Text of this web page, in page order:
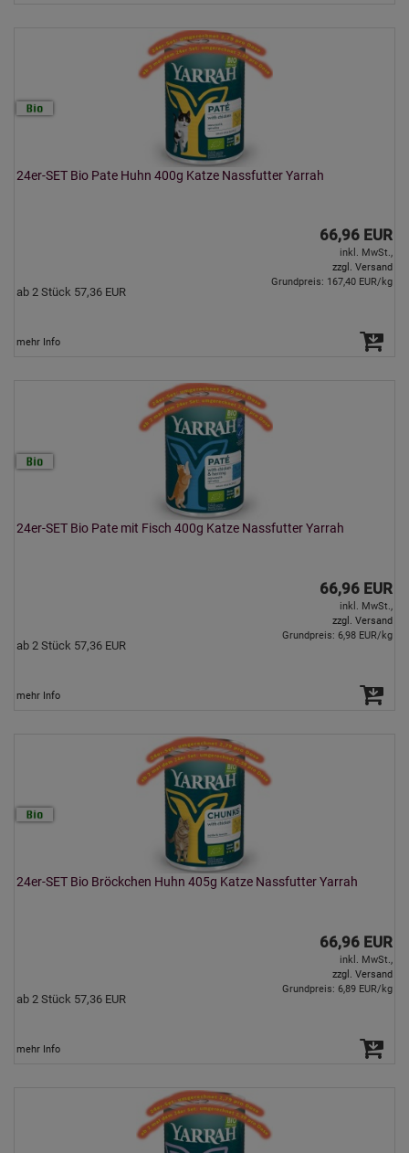
24er-SET Bio Pate Huhn 400g Katze Nassfutter Yarrah
66,96 EUR
inkl. MwSt.,
zzgl. Versand
ab 2 Stück 57,36 EUR
Grundpreis: 167,40 EUR/kg
mehr Info
24er-SET Bio Pate mit Fisch 400g Katze Nassfutter Yarrah
66,96 EUR
inkl. MwSt.,
zzgl. Versand
ab 2 Stück 57,36 EUR
Grundpreis: 6,98 EUR/kg
mehr Info
24er-SET Bio Bröckchen Huhn 405g Katze Nassfutter Yarrah
66,96 EUR
inkl. MwSt.,
zzgl. Versand
ab 2 Stück 57,36 EUR
Grundpreis: 6,89 EUR/kg
mehr Info